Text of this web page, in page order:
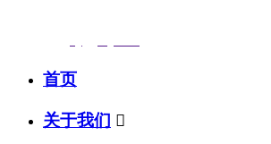
首页
关于我们 